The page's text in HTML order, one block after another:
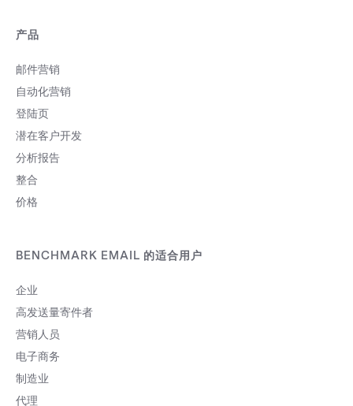
产品
邮件营销
自动化营销
登陆页
潜在客户开发
分析报告
整合
价格
BENCHMARK EMAIL 的适合用户
企业
高发送量寄件者
营销人员
电子商务
制造业
代理